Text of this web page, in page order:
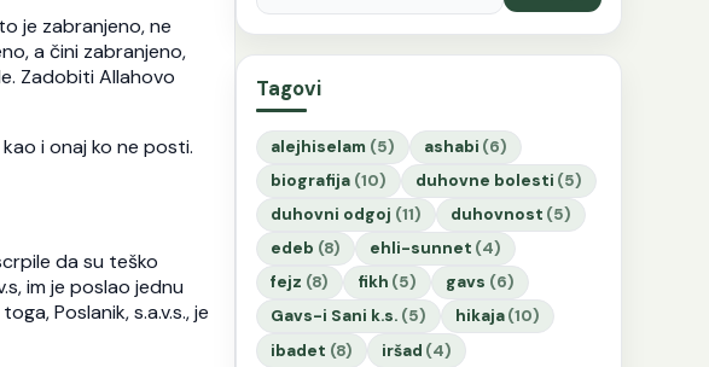
je zabranjeno, ne
a čini zabranjeno,
Zadobiti Allahovo
i onaj ko ne posti.
da su teško
im je poslao jednu
Poslanik, s.a.v.s., je
Tagovi
alejhiselam (5) ashabi (6)
biografija (10) duhovne bolesti (5)
duhovni odgoj (11) duhovnost (5)
edeb (8) ehli-sunnet (4)
fejz (8) fikh (5) gavs (6)
Gavs-i Sani k.s. (5) hikaja (10)
ibadet (8) iršad (4)